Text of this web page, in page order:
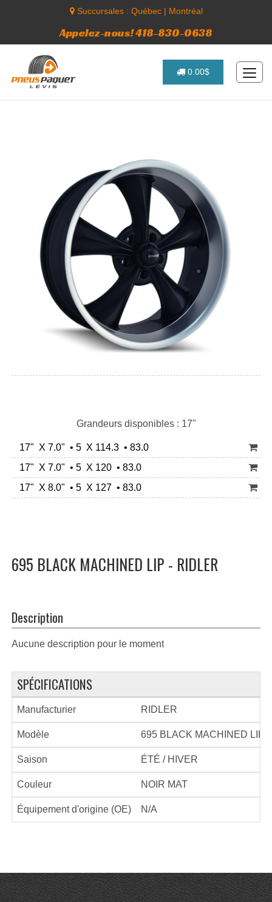
Succursales : Québec| Montréal
Appelez-nous! 418-830-0638
0.00$
Grandeurs disponibles : 17"
17" X 7.0" • 5 X 114.3 • 83.0
17" X 7.0" • 5 X 120 • 83.0
17" X 8.0" • 5 X 127 • 83.0
695 BLACK MACHINED LIP - RIDLER
Description
Aucune description pour le moment
SPÉCIFICATIONS
Manufacturier RIDLER
Modèle 695 BLACK MACHINED LIP
Saison ÉTÉ / HIVER
Couleur NOIR MAT
Équipement d'origine (OE) N/A